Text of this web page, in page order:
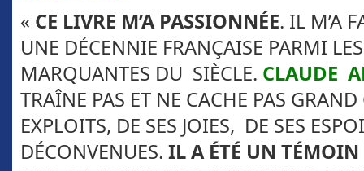
« CE LIVRE M’A PASSIONNÉE. IL M’A
UNE DÉCENNIE FRANÇAISE PARMI
MARQUANTES DU SIÈCLE. CLAUDE
TRAÎNE PAS ET NE CACHE PAS GRAND
EXPLOITS, DE SES JOIES, DE SES
DÉCONVENUES. IL A ÉTÉ UN TÉMOIN